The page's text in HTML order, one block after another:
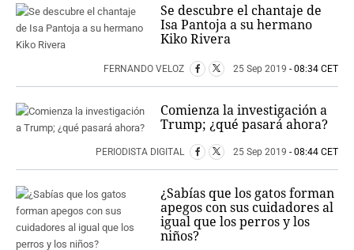
Se descubre el chantaje de
Isa Pantoja a su hermano
Kiko Rivera
FERNANDO VELOZ 25 Sep 2019 - 08:34 CET
Comienza la investigación a
Trump; ¿qué pasará ahora?
PERIODISTA DIGITAL 25 Sep 2019 - 08:44 CET
¿Sabías que los gatos forman
apegos con sus cuidadores al
igual que los perros y los
niños?